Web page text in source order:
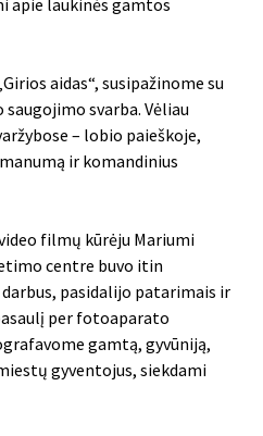
apie laukinės gamtos
aidas“, susipažinome su
svarba. Vėliau
– lobio paieškoje,
ir komandinius
filmų kūrėju Mariumi
centre buvo itin
pasidalijo patarimais ir
per fotoaparato
gamtą, gyvūniją,
gyventojus, siekdami